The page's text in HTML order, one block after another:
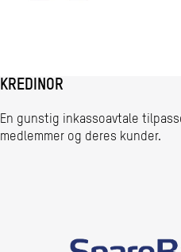
KREDINOR
En gunstig inkassoavtale
medlemmer og deres kunder.